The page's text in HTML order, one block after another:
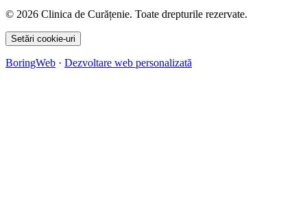
© 2026 Clinica de Curățenie. Toate drepturile rezervate.
Setări cookie-uri
BoringWeb · Dezvoltare web personalizată